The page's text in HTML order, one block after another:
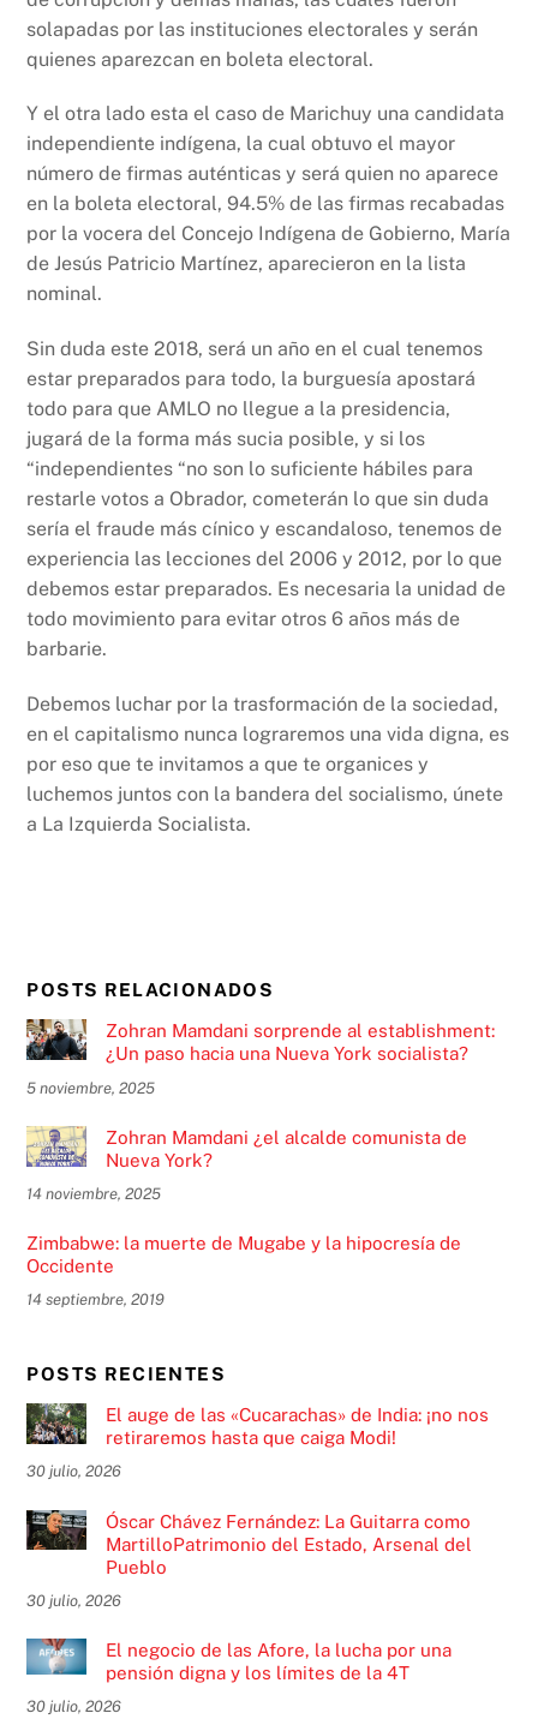
solapadas por las instituciones electorales y serán
quienes aparezcan en boleta electoral.
Y el otra lado esta el caso de Marichuy una candidata
independiente indígena, la cual obtuvo el mayor
número de firmas auténticas y será quien no aparece
en la boleta electoral, 94.5% de las firmas recabadas
por la vocera del Concejo Indígena de Gobierno, María
de Jesús Patricio Martínez, aparecieron en la lista
nominal.
Sin duda este 2018, será un año en el cual tenemos
estar preparados para todo, la burguesía apostará
todo para que AMLO no llegue a la presidencia,
jugará de la forma más sucia posible, y si los
“independientes “no son lo suficiente hábiles para
restarle votos a Obrador, cometerán lo que sin duda
sería el fraude más cínico y escandaloso, tenemos de
experiencia las lecciones del 2006 y 2012, por lo que
debemos estar preparados. Es necesaria la unidad de
todo movimiento para evitar otros 6 años más de
barbarie.
Debemos luchar por la trasformación de la sociedad,
en el capitalismo nunca lograremos una vida digna, es
por eso que te invitamos a que te organices y
luchemos juntos con la bandera del socialismo, únete
a La Izquierda Socialista.
POSTS RELACIONADOS
Zohran Mamdani sorprende al establishment:
¿Un paso hacia una Nueva York socialista?
5 noviembre, 2025
Zohran Mamdani ¿el alcalde comunista de
Nueva York?
14 noviembre, 2025
Zimbabwe: la muerte de Mugabe y la hipocresía de
Occidente
14 septiembre, 2019
POSTS RECIENTES
El auge de las «Cucarachas» de India: ¡no nos
retiraremos hasta que caiga Modi!
30 julio, 2026
Óscar Chávez Fernández: La Guitarra como
MartilloPatrimonio del Estado, Arsenal del
Pueblo
30 julio, 2026
El negocio de las Afore, la lucha por una
pensión digna y los límites de la 4T
30 julio, 2026